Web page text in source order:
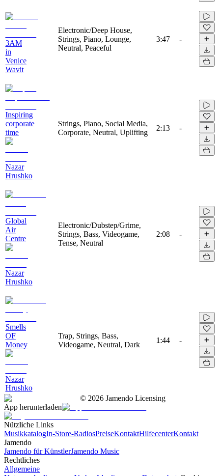
3AM
in
Venice
Wavit
Electronic/Deep House,
Strings, Piano, Lounge,
Neutral, Peaceful
3:47 -
Inspiring
corporate
time
Nazar
Hrushko
Strings, Piano, Social Media,
Corporate, Neutral, Uplifting
2:13 -
Global
Air
Centre
Nazar
Hrushko
Electronic/Dubstep/Grime,
Strings, Bass, Videogame,
Tense, Neutral
2:08 -
Smells
OF
Money
Nazar
Hrushko
Trap, Strings, Bass,
Videogame, Neutral, Dark
1:44 -
© 2026 Jamendo Licensing
App herunterladen
Nützliche Links
MusikkatalogIn-Store-RadiosPreiseKontaktHilfecenterKontakt
Jamendo
Jamendo für KünstlerJamendo Music
Rechtliches
Allgemeine